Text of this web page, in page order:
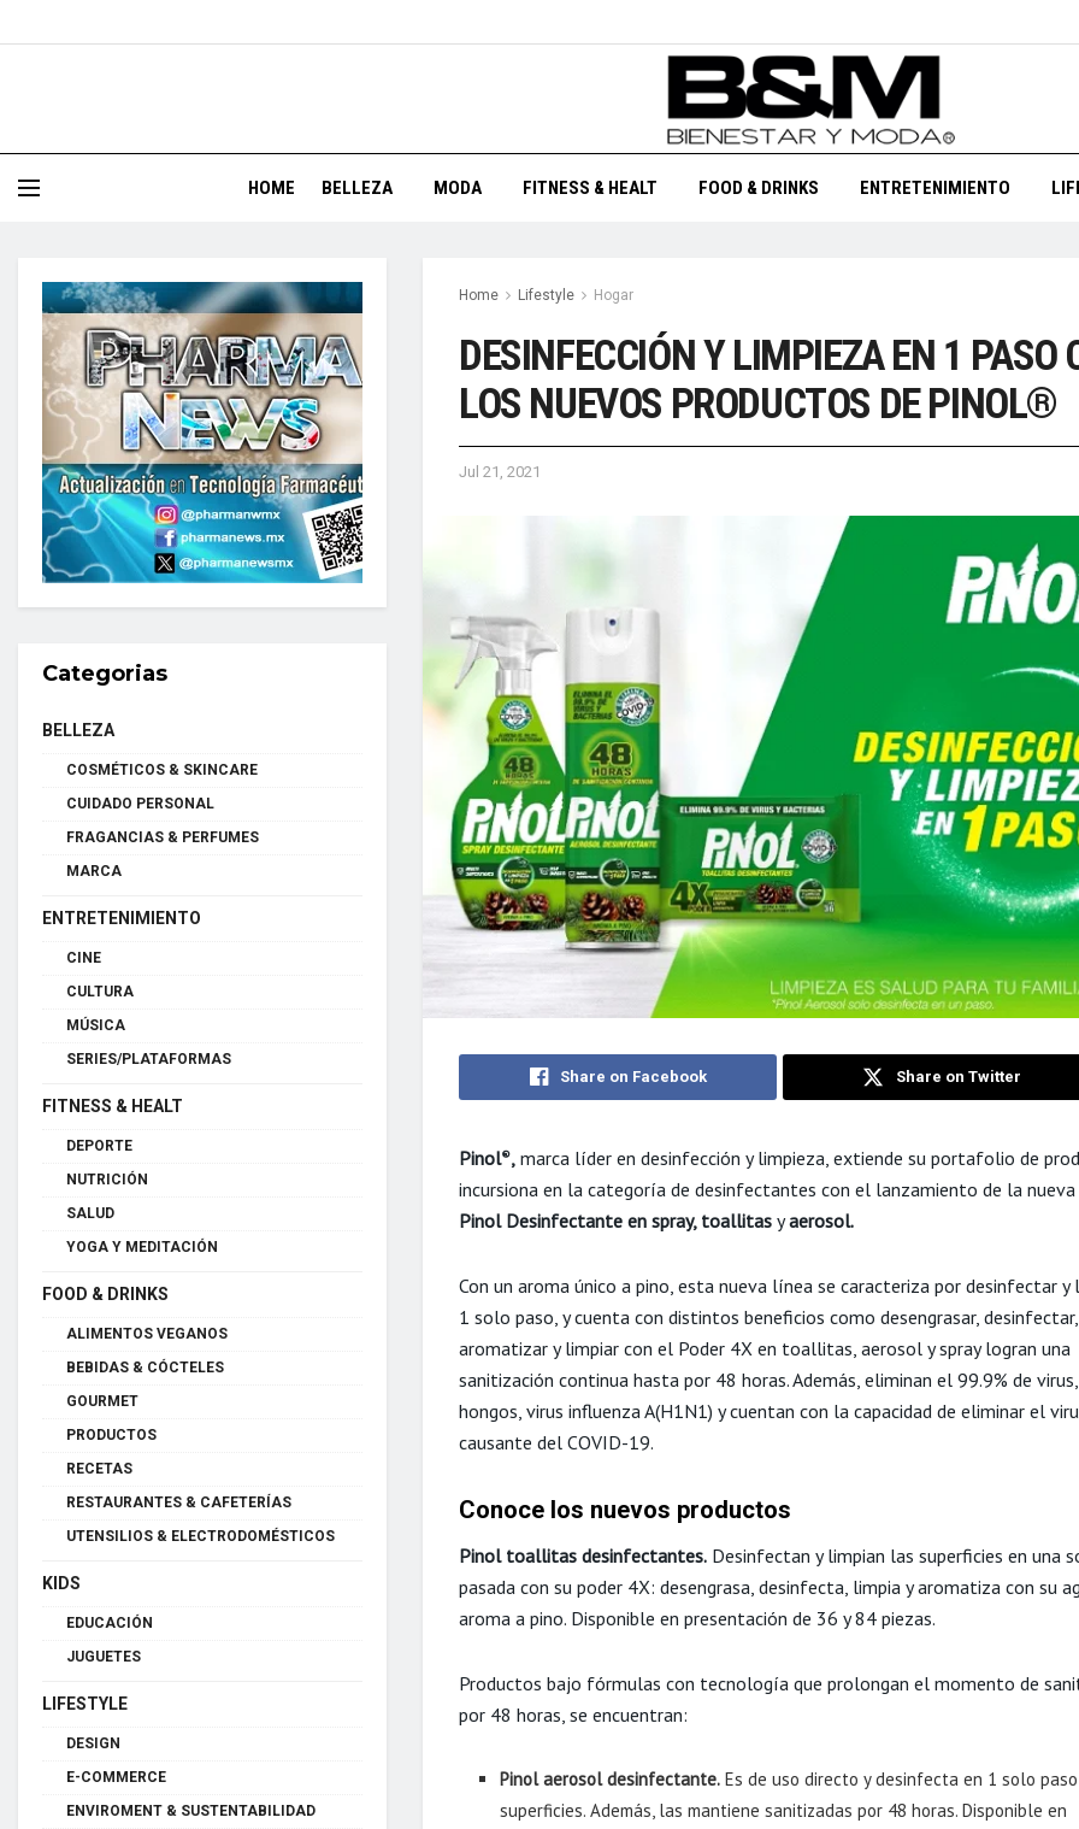
HOME BELLEZA MODA FITNESS & HEALT FOOD & DRINKS ENTRETENIMIENTO
Home Lifestyle Hogar
DESINFECCIÓN Y LIMPIEZA EN 1 PASO
LOS NUEVOS PRODUCTOS DE PINOL®
Jul 21, 2021
Share on Facebook Share on Twitter
Pinol®, marca líder en desinfección y limpieza, extiende su portafolio de
incursiona en la categoría de desinfectantes con el lanzamiento de la
Pinol Desinfectante en spray, toallitas yaerosol.
Con un aroma único a pino, esta nueva línea se caracteriza por desinfectar y
1 solo paso, y cuenta con distintos beneficios como desengrasar, desinfectar,
aromatizar y limpiar con el Poder 4X en toallitas, aerosol y spray logran una
sanitización continua hasta por 48 horas. Además, eliminan el 99.9% de
hongos, virus influenza A(H1N1) y cuentan con la capacidad de eliminar el
causante del COVID-19.
Conoce los nuevos productos
Pinol toallitas desinfectantes. Desinfectan y limpian las superficies en una
pasada con su poder 4X: desengrasa, desinfecta, limpia y aromatiza con su
aroma a pino. Disponible en presentación de 36 y 84 piezas.
Productos bajo fórmulas con tecnología que prolongan el momento de
por 48 horas, se encuentran:
Pinol aerosol desinfectante. Es de uso directo y desinfecta en 1 solo
superficies. Además, las mantiene sanitizadas por 48 horas. Disponible en
Categorias
BELLEZA
COSMÉTICOS & SKINCARE
CUIDADO PERSONAL
FRAGANCIAS & PERFUMES
MARCA
ENTRETENIMIENTO
CINE
CULTURA
MÚSICA
SERIES/PLATAFORMAS
FITNESS & HEALT
DEPORTE
NUTRICIÓN
SALUD
YOGA Y MEDITACIÓN
FOOD & DRINKS
ALIMENTOS VEGANOS
BEBIDAS & CÓCTELES
GOURMET
PRODUCTOS
RECETAS
RESTAURANTES & CAFETERÍAS
UTENSILIOS & ELECTRODOMÉSTICOS
KIDS
EDUCACIÓN
JUGUETES
LIFESTYLE
DESIGN
E-COMMERCE
ENVIROMENT & SUSTENTABILIDAD